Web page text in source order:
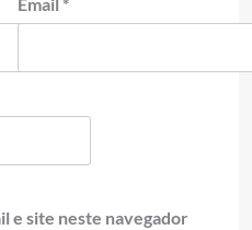
Email *
e site neste navegador